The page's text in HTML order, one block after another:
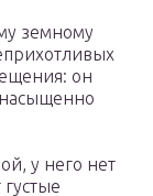
земному
он
у него нет